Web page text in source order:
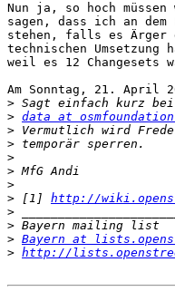
Nun ja, so hoch
sagen, dass ich an
stehen, falls es Ärger
technischen
weil es 12
Am Sonntag, 21. April
>
> data at
>
>
>
>
>
> [1] http://
>
>
> Bayern at
> http://